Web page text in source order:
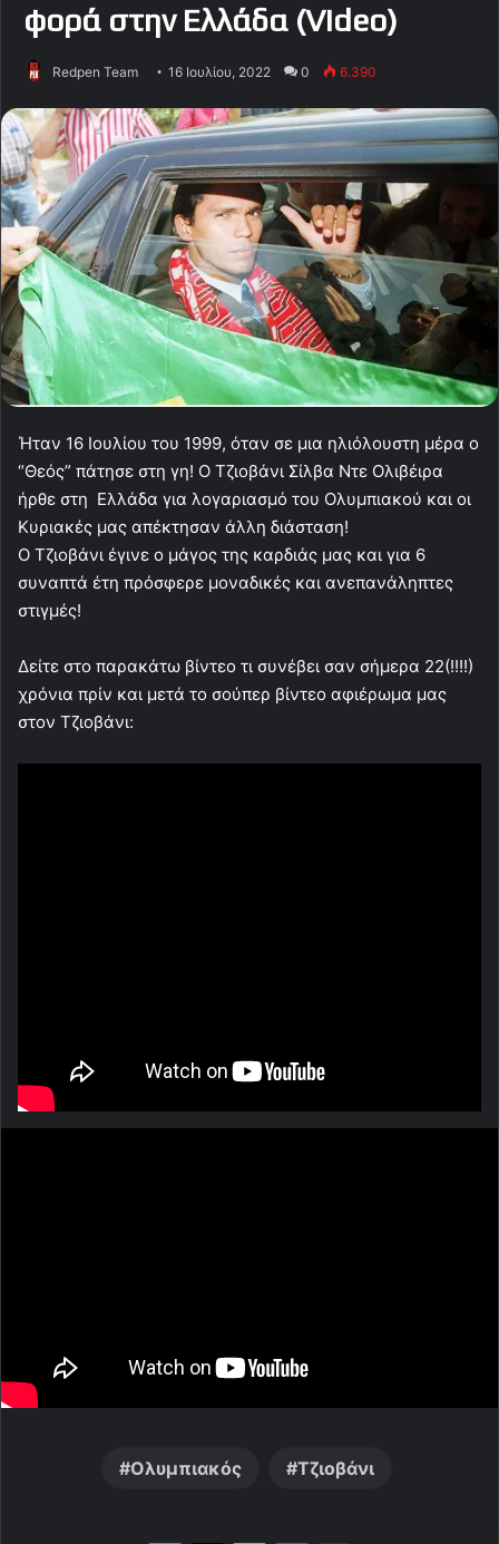
φορά στην Ελλάδα (Video)
Redpen Team 16 Ιουλίου, 2022 0 6.390
Ήταν 16 Ιουλίου του 1999, όταν σε μια ηλιόλουστη μέρα ο
“Θεός” πάτησε στη γη! Ο Τζιοβάνι Σίλβα Ντε Ολιβέιρα
ήρθε στη Ελλάδα για λογαριασμό του Ολυμπιακού και οι
Κυριακές μας απέκτησαν άλλη διάσταση!
Ο Τζιοβάνι έγινε ο μάγος της καρδιάς μας και για 6
συναπτά έτη πρόσφερε μοναδικές και ανεπανάληπτες
στιγμές!
Δείτε στο παρακάτω βίντεο τι συνέβει σαν σήμερα 22(!!!!)
χρόνια πρίν και μετά το σούπερ βίντεο αφιέρωμα μας
στον Τζιοβάνι:
Ολυμπιακός Τζιοβάνι